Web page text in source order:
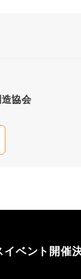
協会
イベント開催